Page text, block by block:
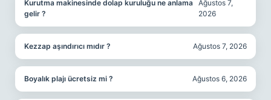
Kurutma makinesinde dolap kuruluğu ne anlama
gelir ?
Ağustos 7,
2026
Kezzap aşındırıcı mıdır ? Ağustos 7, 2026
Boyalık plajı ücretsiz mi ? Ağustos 6, 2026